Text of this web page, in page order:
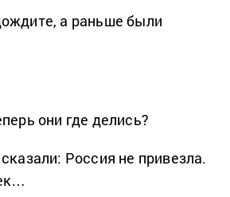
а раньше были
они где делись?
Россия не привезла.